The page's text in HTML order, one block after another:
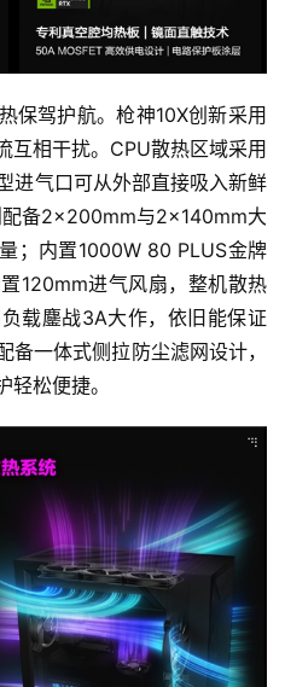
保驾护航。枪神10X创新采用
互相干扰。CPU散热区域采用
进气口可从外部直接吸入新鲜
配备2×200mm与2×140mm大
；内置1000W 80 PLUS金牌
120mm进气风扇，整机散热
载鏖战3A大作，依旧能保证
一体式侧拉防尘滤网设计，
松便捷。